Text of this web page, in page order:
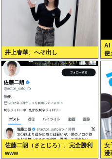
井上春華、へそ出し
AI
使
で
佐藤二朗（さとじろ）、完全勝利
www
女
漫